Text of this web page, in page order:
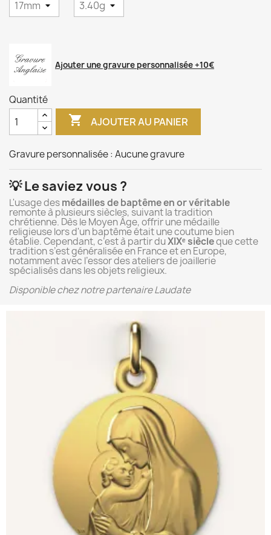
Ajouter une gravure personnalisée +10€
Quantité
 AJOUTER AU PANIER
Gravure personnalisée : Aucune gravure
💡 Le saviez vous ?
L'usage desmédailles de baptême en or véritable
remonte à plusieurs siècles, suivant la tradition
chrétienne. Dès le Moyen Âge, offrir une médaille
religieuse lors d'un baptême était une coutume bien
établie. Cependant, c’est à partir duXIXᵉ siècleque cette
tradition s’est généralisée en France et en Europe,
notamment avec l’essor des ateliers de joaillerie
spécialisés dans les objets religieux.
Disponible chez notre partenaire Laudate